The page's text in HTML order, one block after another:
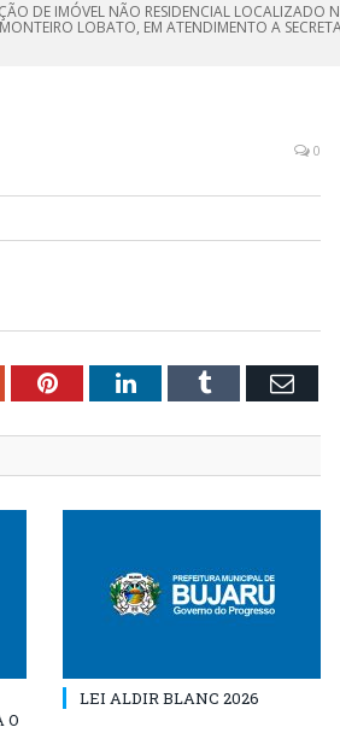
DE IMÓVEL NÃO RESIDENCIAL LOCALIZADO
LOBATO, EM ATENDIMENTO A
0
PinterestLinkedInTumblr Email
O
LEI ALDIR BLANC 2026